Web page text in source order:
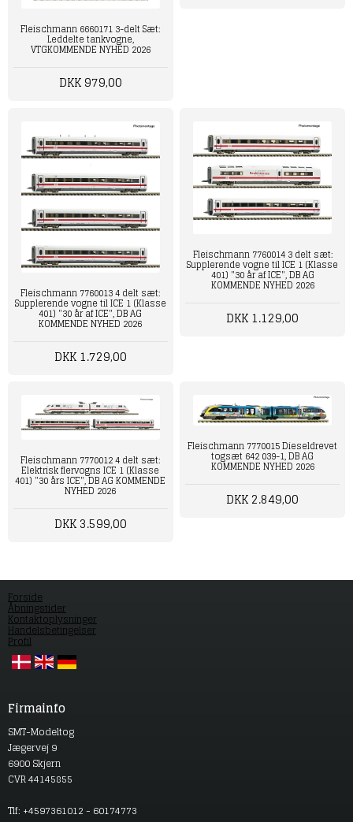
Fleischmann 6660171 3-delt Sæt:
Leddelte tankvogne,
VTGKOMMENDE NYHED 2026
DKK 979,00
Fleischmann 7760013 4 delt sæt:
Supplerende vogne til ICE 1 (Klasse
401) "30 år af ICE", DB AG
KOMMENDE NYHED 2026
DKK 1.729,00
Fleischmann 7760014 3 delt sæt:
Supplerende vogne til ICE 1 (Klasse
401) "30 år af ICE", DB AG
KOMMENDE NYHED 2026
DKK 1.129,00
Fleischmann 7770012 4 delt sæt:
Elektrisk flervogns ICE 1 (Klasse
401) "30 års ICE", DB AG KOMMENDE
NYHED 2026
DKK 3.599,00
Fleischmann 7770015 Dieseldrevet
togsæt 642 039-1, DB AG
KOMMENDE NYHED 2026
DKK 2.849,00
Forside
Åbningstider
Kontaktoplysninger
Handelsbetingelser
Profil
Firmainfo
SMT-Modeltog
Jægervej 9
6900 Skjern
CVR 44145855
Tlf: +4597361012 - 60174773